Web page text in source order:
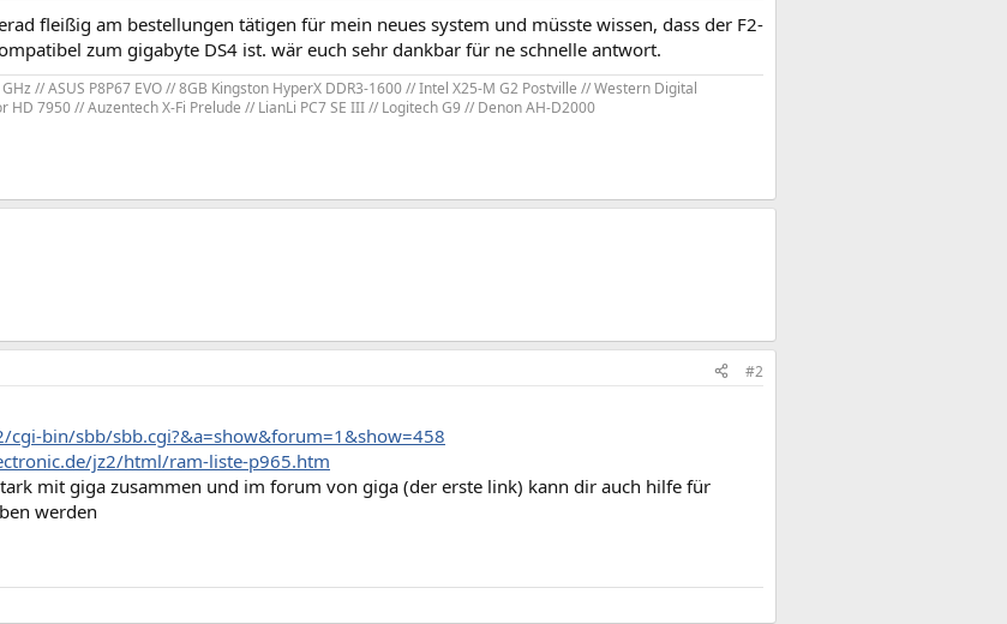
fleißig am bestellungen tätigen für mein neues system und müsste wissen, dass der F2-
zum gigabyte DS4 ist. wär euch sehr dankbar für ne schnelle antwort.
// ASUS P8P67 EVO // 8GB Kingston HyperX DDR3-1600 // Intel X25-M G2 Postville // Western Digital
HD 7950 // Auzentech X-Fi Prelude // LianLi PC7 SE III // Logitech G9 // Denon AH-D2000
#2
bin/sbb/sbb.cgi?&a=show&forum=1&show=458
jz2/html/ram-liste-p965.htm
mit giga zusammen und im forum von giga (der erste link) kann dir auch hilfe für
werden